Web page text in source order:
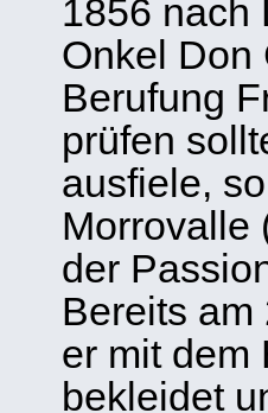
1856 nach
Onkel Don
Berufung
prüfen
ausfiele,
Morrovalle
der
Bereits am
er mit dem
bekleidet